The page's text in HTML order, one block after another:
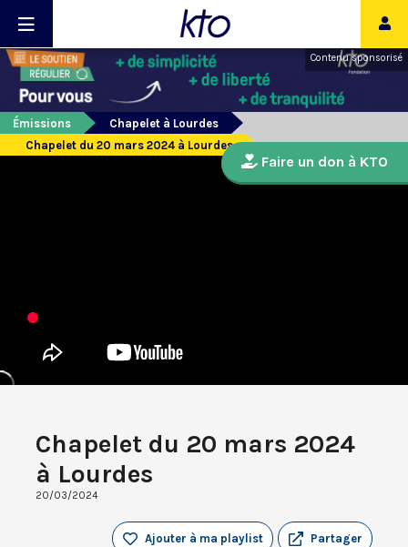
Contenu sponsorisé
Émissions
Chapelet à Lourdes
Chapelet du 20 mars 2024 à Lourdes
Chapelet du 20 mars 2024
à Lourdes
20/03/2024
Partager
Ajouter à ma playlist
Faire un don à KTO